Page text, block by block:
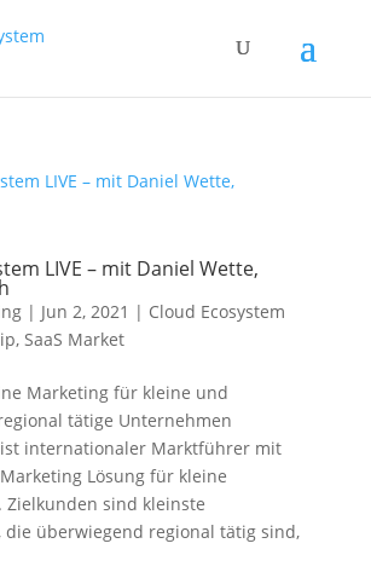
LIVE – mit Daniel Wette,
| Jun 2, 2021 | Cloud Ecosystem
, SaaS Market
Marketing für kleine und
tätige Unternehmen
ist internationaler Marktführer mit
Lösung für kleine
Zielkunden sind kleinste
die überwiegend regional tätig sind,